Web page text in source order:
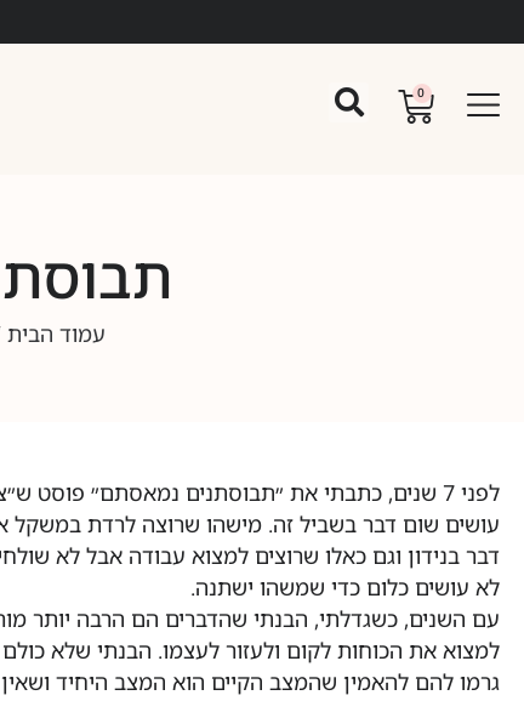
0
עמוד הבית
לפני 7 שנים, כתבתי את ״תבוסתנים נמאסתם״
עושים שום דבר בשביל זה. מישהו שרוצה לרדת במשקל
דבר בנידון וגם כאלו שרוצים למצוא עבודה אבל לא
לא עושים כלום כדי שמשהו ישתנה.
עם השנים, כשגדלתי, הבנתי שהדברים הם הרבה יותר
למצוא את הכוחות לקום ולעזור לעצמו. הבנתי שלא
גרמו להם להאמין שהמצב הקיים הוא המצב היחיד ושאין